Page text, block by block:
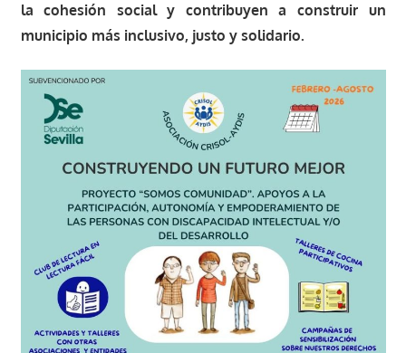
la cohesión social y contribuyen a construir un
municipio más inclusivo, justo y solidario.